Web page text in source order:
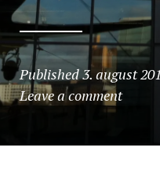
Published3. august
Leave a comment